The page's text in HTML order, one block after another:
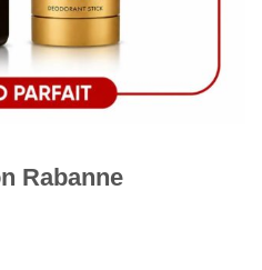
Rabanne